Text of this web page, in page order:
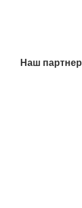
Наш партнер